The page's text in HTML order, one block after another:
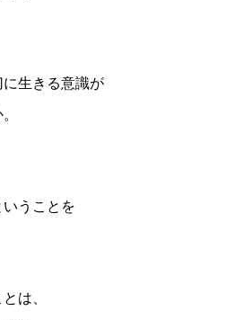
生きる意識が
うことを
は、